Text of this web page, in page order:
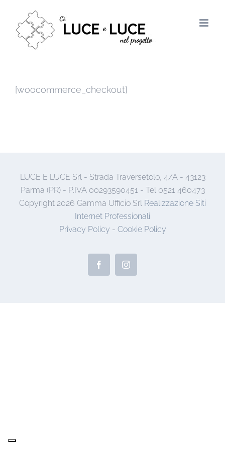
contenuto
[woocommerce_checkout]
LUCE E LUCE Srl - Strada Traversetolo, 4/A - 43123
Parma (PR) - P.IVA 00293590451 - Tel 0521 460473
Copyright 2026 Gamma Ufficio Srl Realizzazione Siti
Internet Professionali
Privacy Policy - Cookie Policy
FacebookInstagram